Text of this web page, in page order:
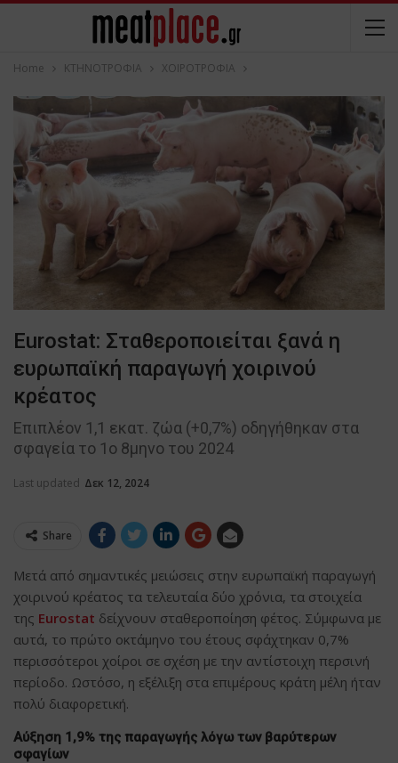
Home ΚΤΗΝΟΤΡΟΦΙΑ ΧΟΙΡΟΤΡΟΦΙΑ
Eurostat: Σταθεροποιείται ξανά η
ευρωπαϊκή παραγωγή χοιρινού
κρέατος
Επιπλέον 1,1 εκατ. ζώα (+0,7%) οδηγήθηκαν στα
σφαγεία το 1ο 8μηνο του 2024
Last updated Δεκ 12, 2024
Share
Μετά από σημαντικές μειώσεις στην ευρωπαϊκή παραγωγή
χοιρινού κρέατος τα τελευταία δύο χρόνια, τα στοιχεία
της Eurostat δείχνουν σταθεροποίηση φέτος. Σύμφωνα με
αυτά, το πρώτο οκτάμηνο του έτους σφάχτηκαν 0,7%
περισσότεροι χοίροι σε σχέση με την αντίστοιχη περσινή
περίοδο. Ωστόσο, η εξέλιξη στα επιμέρους κράτη μέλη ήταν
πολύ διαφορετική.
Αύξηση 1,9% της παραγωγής λόγω των βαρύτερων
σφαγίων